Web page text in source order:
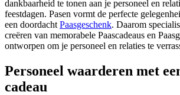
dankbaarheid te tonen aan je personeel en
feestdagen. Pasen vormt de perfecte
een doordacht Paasgeschenk. Daarom
creëren van memorabele Paascadeaus en
ontworpen om je personeel en relaties te
Personeel waarderen met
cadeau